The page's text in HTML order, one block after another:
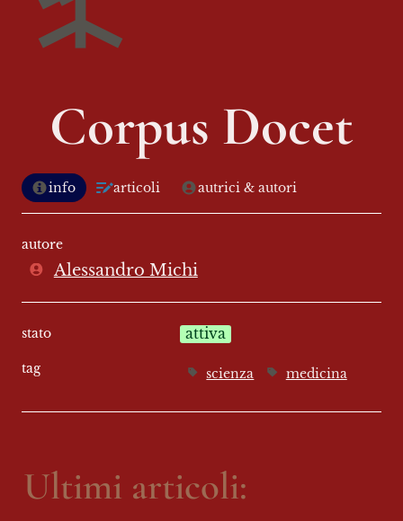
Corpus Docet
info articoli autrici & autori
autore
Alessandro Michi
stato attiva
tag scienza medicina
Ultimi articoli: